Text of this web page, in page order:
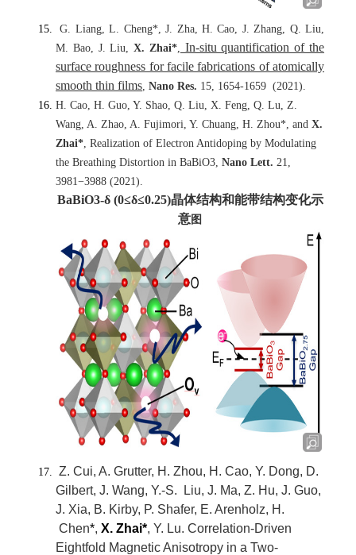
G. Liang, L. Cheng*, J. Zha, H. Cao, J. Zhang, Q. Liu,
M. Bao, J. Liu,X. Zhai*,
In-situ quantification of the
surface roughness for facile fabrications of atomically
smooth thin films Nano Res. 15 , 1654-1659 (2021).
H. Cao, H. Guo, Y. Shao, Q. Liu, X. Feng, Q. Lu, Z.
Wang, A. Zhao, A. Fujimori, Y. Chuang, H. Zhou*, and X.
Zhai* , Realization of Electron Antidoping by Modulating
the Breathing Distortion in BaBiO3, Nano Lett. 21,
3981−3988 (2021).
BaBiO3-δ (0≤δ≤0.25)晶体结构和能带结构变化示
意图
Z. Cui, A. Grutter, H. Zhou, H. Cao, Y. Dong, D.
Gilbert, J. Wang, Y.-S. Liu, J. Ma, Z. Hu, J. Guo,
J. Xia, B. Kirby, P. Shafer, E. Arenholz, H.
Chen*, X. Zhai*, Y. Lu. Correlation-Driven
Eightfold Magnetic Anisotropy in a Two-